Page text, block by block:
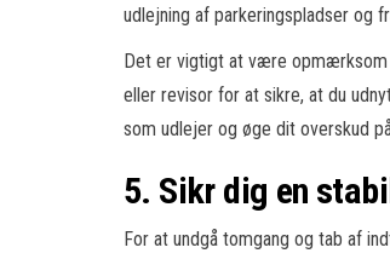
udlejning af parkeringspladser og
Det er vigtigt at være opmærksom
eller revisor for at sikre, at du
som udlejer og øge dit overskud
5. Sikr dig en
For at undgå tomgang og tab af